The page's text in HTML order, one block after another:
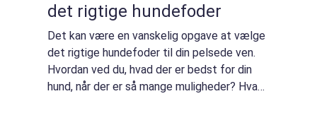
det rigtige hundefoder
Det kan være en vanskelig opgave at vælge
det rigtige hundefoder til din pelsede ven.
Hvordan ved du, hvad der er bedst for din
hund, når der er så mange muligheder? Hvad